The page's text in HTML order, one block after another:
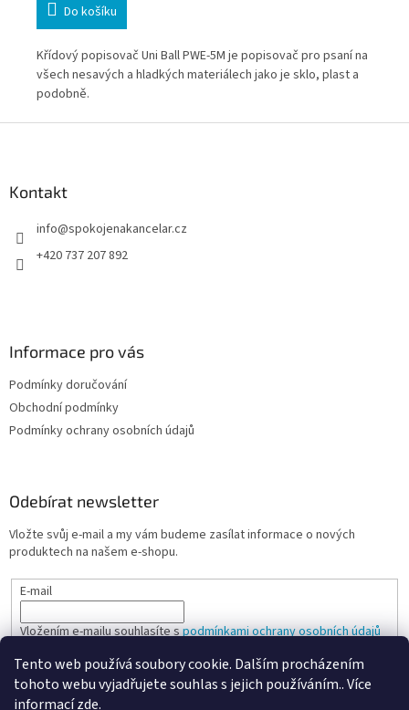
Tento web používá soubory cookie. Dalším procházením
tohoto webu vyjadřujete souhlas s jejich používáním.. Více
informacízde.
Do košíku
Křídový popisovač Uni Ball PWE-5M je popisovač pro psaní na
všech nesavých a hladkých materiálech jako je sklo, plast a
podobně.
Kontakt
info@spokojenakancelar.cz
+420 737 207 892
Informace pro vás
Podmínky doručování
Obchodní podmínky
Podmínky ochrany osobních údajů
Odebírat newsletter
Vložte svůj e-mail a my vám budeme zasílat informace o nových
produktech na našem e-shopu.
E-mail
Vložením e-mailu souhlasíte spodmínkami ochrany osobních údajů
PŘIHLÁSIT SE